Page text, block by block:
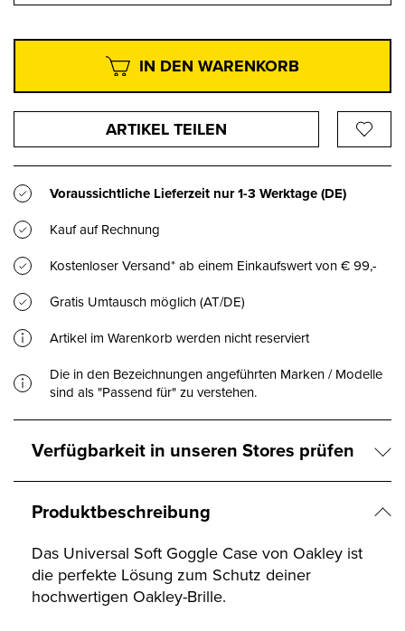
IN DEN WARENKORB
ARTIKEL TEILEN
Voraussichtliche Lieferzeit nur1-3 Werktage(DE)
Kauf auf Rechnung
Kostenloser Versand* ab einem Einkaufswert von € 99,-
Gratis Umtausch möglich (AT/DE)
Artikel im Warenkorb werden nicht reserviert
Die in den Bezeichnungen angeführten Marken / Modelle
sind als "Passend für" zu verstehen.
Verfügbarkeit in unseren Stores prüfen
Produktbeschreibung
Das Universal Soft Goggle Case von Oakley ist
die perfekte Lösung zum Schutz deiner
hochwertigen Oakley-Brille.